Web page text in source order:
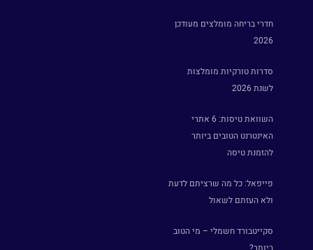
חדרי בריחה מומלצים מעודכן
2026
סדרות טורקיות מומלצות
לשנת 2026
השוואת טיסות: 6 אתרי
האינטרנט הטובים ביותר
להזמנת טיסה
פייפאל: כל מה שרציתם לדעת
ולא העזתם לשאול
סקייטבורד חשמלי – מי הטוב